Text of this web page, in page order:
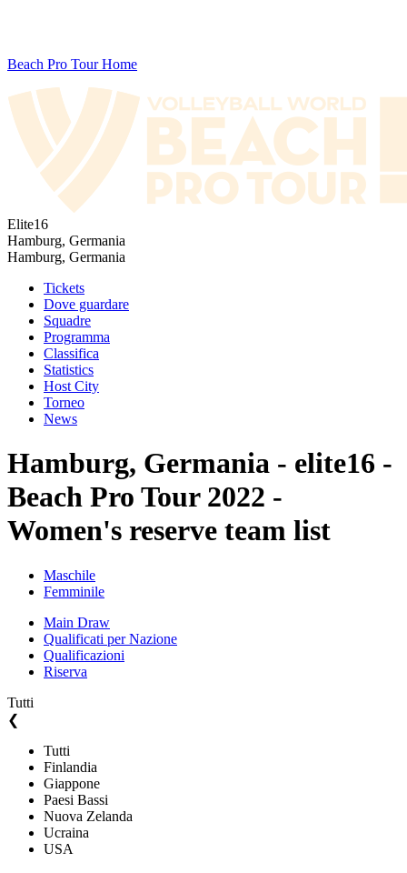
Beach Pro Tour Home
Elite16
Hamburg, Germania
Hamburg, Germania
Tickets
Dove guardare
Squadre
Programma
Classifica
Statistics
Host City
Torneo
News
Hamburg, Germania - elite16 -
Beach Pro Tour 2022 -
Women's reserve team list
Maschile
Femminile
Main Draw
Qualificati per Nazione
Qualificazioni
Riserva
Tutti
❮
Tutti
Finlandia
Giappone
Paesi Bassi
Nuova Zelanda
Ucraina
USA